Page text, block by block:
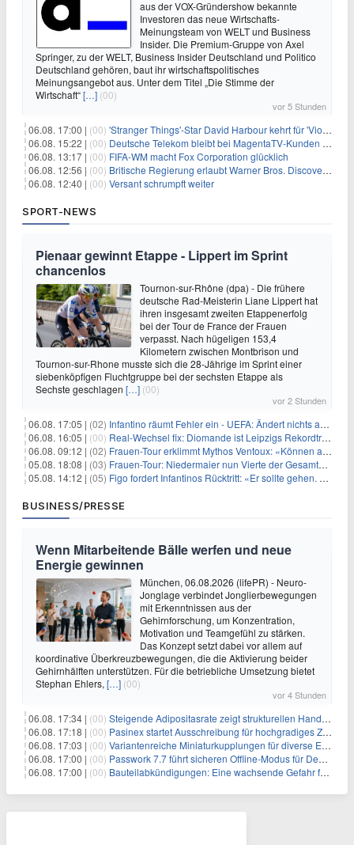
aus der VOX-Gründershow bekannte
Investoren das neue Wirtschafts-
Meinungsteam von WELT und Business
Insider. Die Premium-Gruppe von Axel
Springer, zu der WELT, Business Insider Deutschland und Politico
Deutschland gehören, baut ihr wirtschaftspolitisches
Meinungsangebot aus. Unter dem Titel „Die Stimme der
Wirtschaft“[…] (00)
vor 5 Stunden
06.08. 17:00 | (00) 'Stranger Things'-Star David Harbour kehrt für 'Violent Night 2' zurück – Kristen Bell stößt zur Besetzung
06.08. 15:22 | (00) Deutsche Telekom bleibt bei MagentaTV-Kunden vage
06.08. 13:17 | (00) FIFA-WM macht Fox Corporation glücklich
06.08. 12:56 | (00) Britische Regierung erlaubt Warner Bros. Discovery-Übernahme
06.08. 12:40 | (00) Versant schrumpft weiter
SPORT-NEWS
Pienaar gewinnt Etappe - Lippert im Sprint
chancenlos
Tournon-sur-Rhône (dpa) - Die frühere
deutsche Rad-Meisterin Liane Lippert hat
ihren insgesamt zweiten Etappenerfolg
bei der Tour de France der Frauen
verpasst. Nach hügeligen 153,4
Kilometern zwischen Montbrison und
Tournon-sur-Rhone musste sich die 28-Jährige im Sprint einer
siebenköpfigen Fluchtgruppe bei der sechsten Etappe als
Sechste geschlagen […] (00)
vor 2 Stunden
06.08. 17:05 | (02) Infantino räumt Fehler ein - UEFA: Ändert nichts an Boykott
06.08. 16:05 | (00) Real-Wechsel fix: Diomande ist Leipzigs Rekordtransfer
06.08. 09:12 | (02) Frauen-Tour erklimmt Mythos Ventoux: «Können alles schaffen»
05.08. 18:08 | (03) Frauen-Tour: Niedermaier nun Vierte der Gesamtwertung
05.08. 14:12 | (05) Figo fordert Infantinos Rücktritt: «Er sollte gehen. Jetzt»
BUSINESS/PRESSE
Wenn Mitarbeitende Bälle werfen und neue
Energie gewinnen
München, 06.08.2026 (lifePR) - Neuro-
Jonglage verbindet Jonglierbewegungen
mit Erkenntnissen aus der
Gehirnforschung, um Konzentration,
Motivation und Teamgefühl zu stärken.
Das Konzept setzt dabei vor allem auf
koordinative Überkreuzbewegungen, die die Aktivierung beider
Gehirnhälften unterstützen. Für die betriebliche Umsetzung bietet
Stephan Ehlers, […] (00)
vor 4 Stunden
06.08. 17:34 | (00) Steigende Adipositasrate zeigt strukturellen Handlungsbedarf bei der Ernährung schulpflichtiger Kinder
06.08. 17:18 | (00) Pasinex startet Ausschreibung für hochgradiges Zinksulfidkonzentrat mit Germanium- und Silbergehalten und stellt ein Betriebsupdate bereit
06.08. 17:03 | (00) Variantenreiche Miniaturkupplungen für diverse Einsatzbereiche
06.08. 17:00 | (00) Passwork 7.7 führt sicheren Offline-Modus für Desktop- und Mobile-Apps ein
06.08. 17:00 | (00) Bauteilabkündigungen: Eine wachsende Gefahr für industrielle Elektroniksysteme